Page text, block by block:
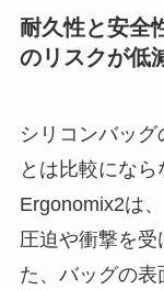
耐久性と安全
のリスクが低
シリコンバッ
とは比較にな
Ergonomix2は
圧迫や衝撃を受
た、バッグの